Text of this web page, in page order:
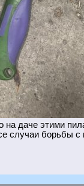
на даче этими
случаи борьбы